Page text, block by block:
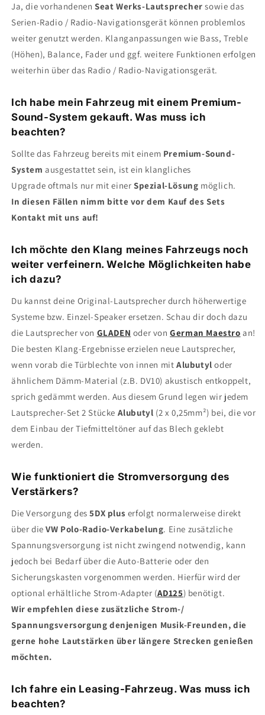
Ja, die vorhandenen Seat Werks-Lautsprecher sowie das
Serien-Radio / Radio-Navigationsgerät können problemlos
weiter genutzt werden. Klanganpassungen wie Bass, Treble
(Höhen), Balance, Fader und ggf. weitere Funktionen erfolgen
weiterhin über das Radio / Radio-Navigationsgerät.
Ich habe mein Fahrzeug mit einem Premium-
Sound-System gekauft. Was muss ich
beachten?
Sollte das Fahrzeug bereits mit einem Premium-Sound-
System ausgestattet sein, ist ein klangliches
Upgrade oftmals nur mit einerSpezial-Lösung möglich.
In diesen Fällen nimm bitte vor dem Kauf des Sets
Kontakt mit uns auf!
Ich möchte den Klang meines Fahrzeugs noch
weiter verfeinern. Welche Möglichkeiten habe
ich dazu?
Du kannst deine Original-Lautsprecher durch höherwertige
Systeme bzw. Einzel-Speaker ersetzen. Schau dir doch dazu
die Lautsprecher von GLADEN oder vonGerman Maestro an!
Die besten Klang-Ergebnisse erzielen neue Lautsprecher,
wenn vorab die Türblechte von innen mitAlubutyloder
ähnlichem Dämm-Material (z.B. DV10) akustisch entkoppelt,
sprich gedämmt werden. Aus diesem Grund legen wir jedem
Lautsprecher-Set 2 Stücke Alubutyl (2 x 0,25mm²) bei, die vor
dem Einbau der Tiefmitteltöner auf das Blech geklebt
werden.
Wie funktioniert die Stromversorgung des
Verstärkers?
Die Versorgung des5DX plus erfolgt normalerweise direkt
über dieVW Polo-Radio-Verkabelung. Eine zusätzliche
Spannungsversorgung ist nicht zwingend notwendig, kann
jedoch bei Bedarf über die Auto-Batterie oder den
Sicherungskasten vorgenommen werden. Hierfür wird der
optional erhältliche Strom-Adapter (AD125) benötigt.
Wir empfehlen diese zusätzliche Strom-/
Spannungsversorgung denjenigen Musik-Freunden, die
gerne hohe Lautstärken über längere Strecken genießen
möchten.
Ich fahre ein Leasing-Fahrzeug. Was muss ich
beachten?